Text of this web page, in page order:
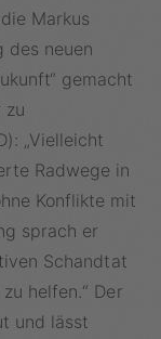
Markus
des neuen
gemacht
zu
„Vielleicht
Radwege in
Konflikte mit
sprach er
Schandtat
helfen.“ Der
und lässt